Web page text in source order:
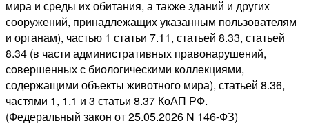
мира и среды их обитания, а также зданий и других
сооружений, принадлежащих указанным пользователям
и органам), частью 1 статьи 7.11, статьей 8.33, статьей
8.34 (в части административных правонарушений,
совершенных с биологическими коллекциями,
содержащими объекты животного мира), статьей 8.36,
частями 1, 1.1 и 3 статьи 8.37 КоАП РФ.
(Федеральный закон от 25.05.2026 N 146-ФЗ)